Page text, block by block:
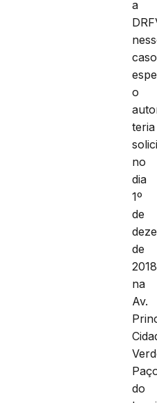
a
caso
o
teria
no
dia
1º
de
de
na
Av.
do